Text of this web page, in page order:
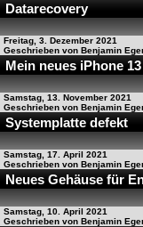
Datarecovery
Freitag, 3. Dezember 2021
Geschrieben von Benjamin
Mein neues iPhone
Samstag, 13. November 2021
Geschrieben von Benjamin
Systemplatte defekt
Samstag, 17. April 2021
Geschrieben von Benjamin
Neues Gehäuse für
Samstag, 10. April 2021
Geschrieben von Benjamin